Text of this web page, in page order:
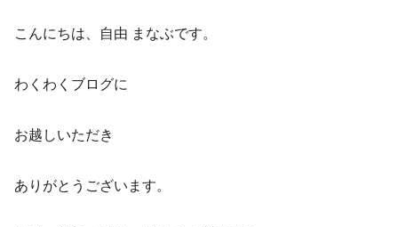
こんにちは、自由 まなぶです。
わくわくブログに
お越しいただき
ありがとうございます。